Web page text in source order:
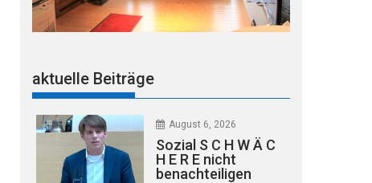
aktuelle Beiträge
August 6, 2026
Sozial S C H W Ä C
H E R E nicht
benachteiligen